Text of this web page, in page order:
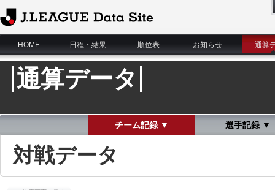
J.League Data Site
HOME
日程・結果 順位表 お知らせ 通算
通算データ
チーム記録 ▼ 選手記録 ▼
対戦データ